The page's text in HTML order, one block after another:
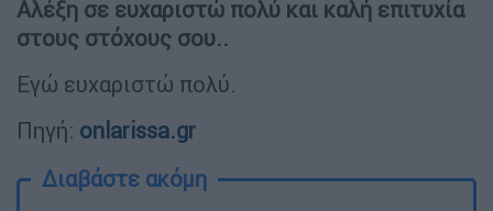
Αλέξη σε ευχαριστώ πολύ και καλή επιτυχία
στους στόχους σου..
Εγώ ευχαριστώ πολύ.
Πηγή: onlarissa.gr
Διαβάστε ακόμη